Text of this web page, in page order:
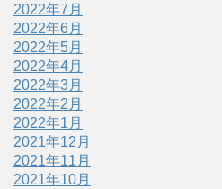
2022年7月
2022年6月
2022年5月
2022年4月
2022年3月
2022年2月
2022年1月
2021年12月
2021年11月
2021年10月